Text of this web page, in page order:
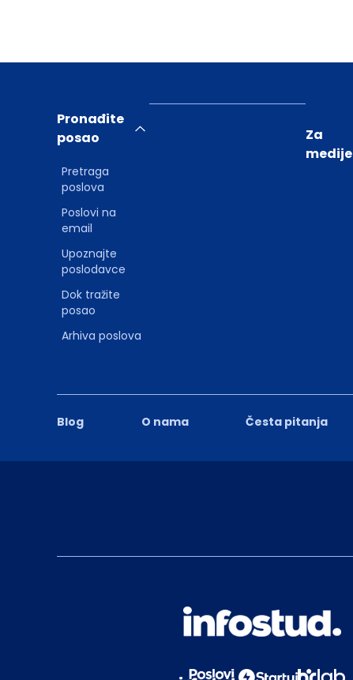
Blog O nama Česta pitanja
Pronađite
posao
Pretraga
poslova
Poslovi na
email
Upoznajte
poslodavce
Dok tražite
posao
Arhiva poslova
Za
medije